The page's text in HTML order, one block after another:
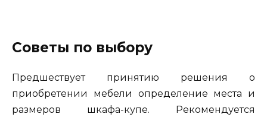
Советы по выбору
Предшествует принятию решения о
приобретении мебели определение места и
размеров шкафа-купе. Рекомендуется